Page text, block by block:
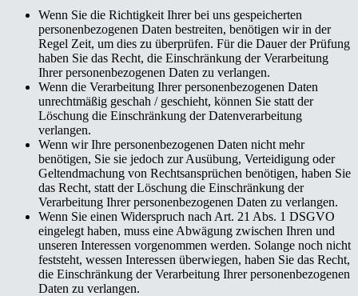
Wenn Sie die Richtigkeit Ihrer bei uns gespeicherten
personenbezogenen Daten bestreiten, benötigen wir in der
Regel Zeit, um dies zu überprüfen. Für die Dauer der Prüfung
haben Sie das Recht, die Einschränkung der Verarbeitung
Ihrer personenbezogenen Daten zu verlangen.
Wenn die Verarbeitung Ihrer personenbezogenen Daten
unrechtmäßig geschah / geschieht, können Sie statt der
Löschung die Einschränkung der Datenverarbeitung
verlangen.
Wenn wir Ihre personenbezogenen Daten nicht mehr
benötigen, Sie sie jedoch zur Ausübung, Verteidigung oder
Geltendmachung von Rechtsansprüchen benötigen, haben Sie
das Recht, statt der Löschung die Einschränkung der
Verarbeitung Ihrer personenbezogenen Daten zu verlangen.
Wenn Sie einen Widerspruch nach Art. 21 Abs. 1 DSGVO
eingelegt haben, muss eine Abwägung zwischen Ihren und
unseren Interessen vorgenommen werden. Solange noch nicht
feststeht, wessen Interessen überwiegen, haben Sie das Recht,
die Einschränkung der Verarbeitung Ihrer personenbezogenen
Daten zu verlangen.